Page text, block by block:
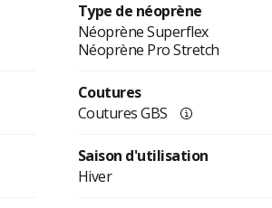
Type de néoprène
Néoprène Superflex
Néoprène Pro Stretch
Coutures
Coutures GBS
Saison d'utilisation
Hiver